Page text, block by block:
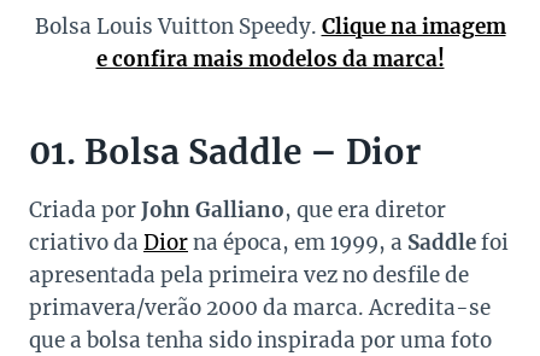
Bolsa Louis Vuitton Speedy. Clique na imagem
e confira mais modelos da marca!
01. Bolsa Saddle – Dior
Criada porJohn Galliano, que era diretor
criativo da Diorna época, em 1999, a Saddlefoi
apresentada pela primeira vez no desfile de
primavera/verão 2000 da marca.Acredita-se
que a bolsa tenha sido inspirada por uma foto